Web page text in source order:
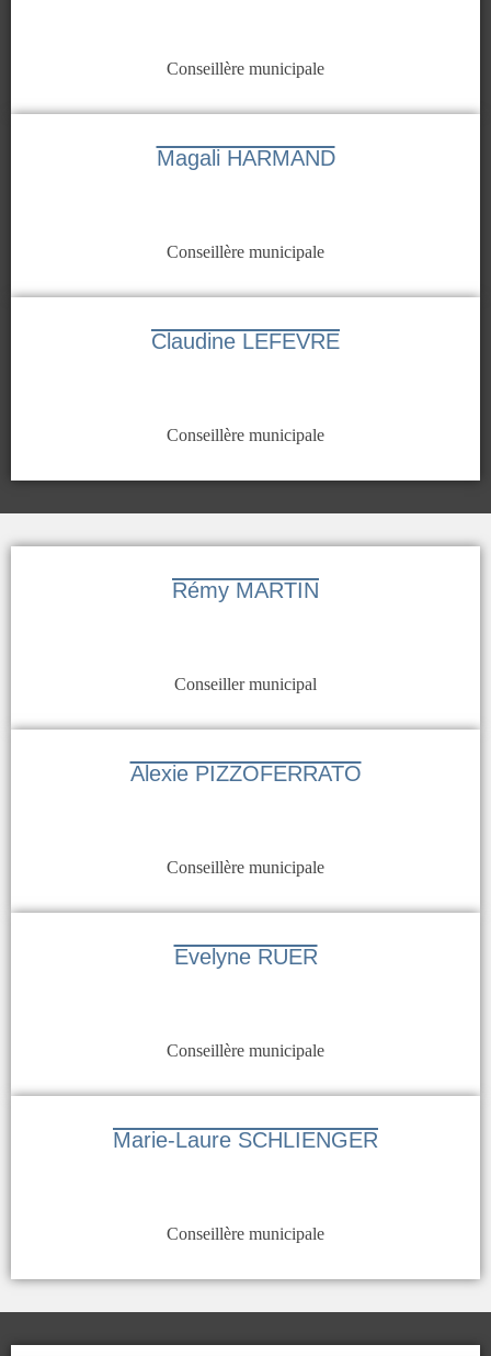
Conseillère municipale
Magali HARMAND
Conseillère municipale
Claudine LEFEVRE
Conseillère municipale
Rémy MARTIN
Conseiller municipal
Alexie PIZZOFERRATO
Conseillère municipale
Evelyne RUER
Conseillère municipale
Marie-Laure SCHLIENGER
Conseillère municipale